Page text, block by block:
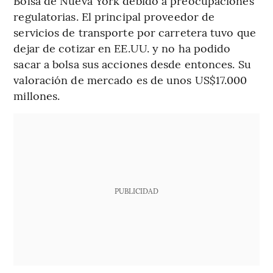
regulatorias. El principal proveedor de
servicios de transporte por carretera tuvo que
dejar de cotizar en EE.UU. y no ha podido
sacar a bolsa sus acciones desde entonces. Su
valoración de mercado es de unos US$17.000
millones.
PUBLICIDAD